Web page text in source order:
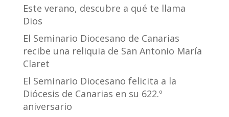
Este verano, descubre a qué te llama
Dios
El Seminario Diocesano de Canarias
recibe una reliquia de San Antonio María
Claret
El Seminario Diocesano felicita a la
Diócesis de Canarias en su 622.º
aniversario